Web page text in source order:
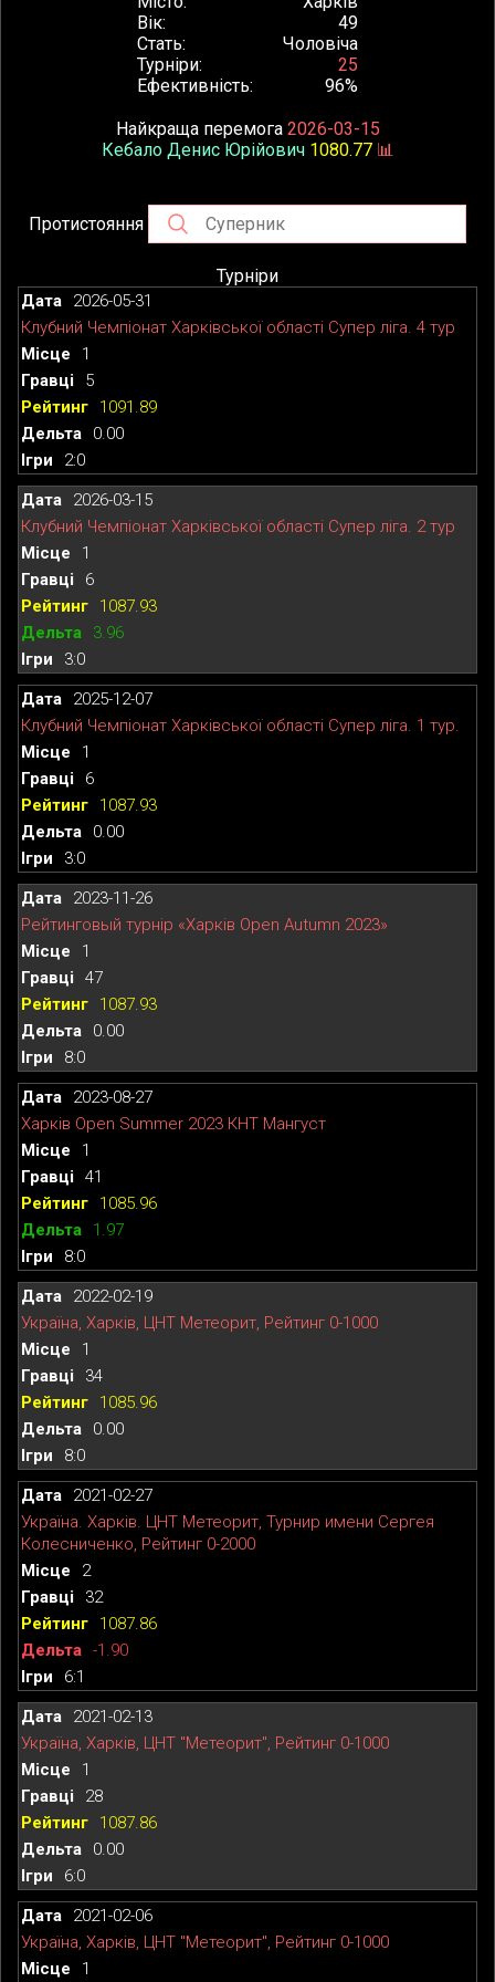
Вік
49
Стать
Чоловіча
Турніри
25
Ефективність
96%
Найкраща перемога 2026-03-15
Кебало Денис Юрійович 1080.77 📊
Протистояння
Турніри
2026-05-31
Клубний Чемпіонат Харківської області Супер ліга. 4 тур
1
5
1091.89
0.00
2:0
2026-03-15
Клубний Чемпіонат Харківської області Супер ліга. 2 тур
1
6
1087.93
3.96
3:0
2025-12-07
Клубний Чемпіонат Харківської області Супер ліга. 1 тур.
1
6
1087.93
0.00
3:0
2023-11-26
Рейтинговый турнір «Харків Open Autumn 2023»
1
47
1087.93
0.00
8:0
2023-08-27
Харків Open Summer 2023 КНТ Мангуст
1
41
1085.96
1.97
8:0
2022-02-19
Україна, Харків, ЦНТ Метеорит, Рейтинг 0-1000
1
34
1085.96
0.00
8:0
2021-02-27
Україна. Харків. ЦНТ Метеорит, Турнир имени Сергея
Колесниченко, Рейтинг 0-2000
2
32
1087.86
-1.90
6:1
2021-02-13
Україна, Харків, ЦНТ "Метеорит", Рейтинг 0-1000
1
28
1087.86
0.00
6:0
2021-02-06
Україна, Харків, ЦНТ "Метеорит", Рейтинг 0-1000
1